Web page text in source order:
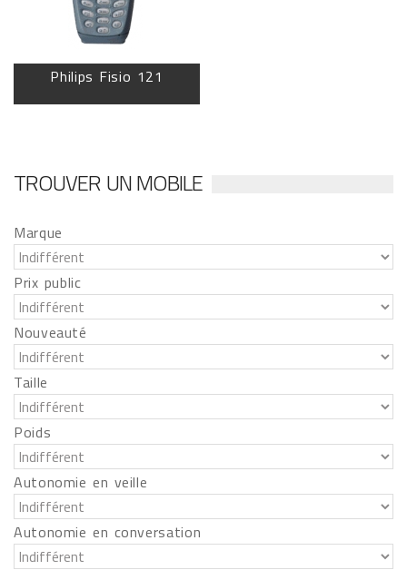
Philips Fisio 121
TROUVER UN MOBILE
Marque
Prix public
Nouveauté
Taille
Poids
Autonomie en veille
Autonomie en conversation